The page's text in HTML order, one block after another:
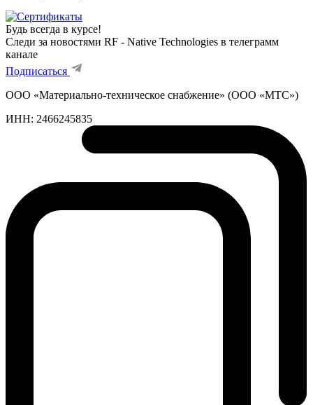
Будь всегда в курсе!
Следи за новостями RF - Native Technologies в телеграмм
канале
Подписаться
ООО «Материально-техническое снабжение» (ООО «МТС»)
ИНН: 2466245835